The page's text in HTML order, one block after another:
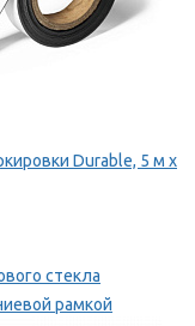
Durable, 5 м х
стекла
рамкой